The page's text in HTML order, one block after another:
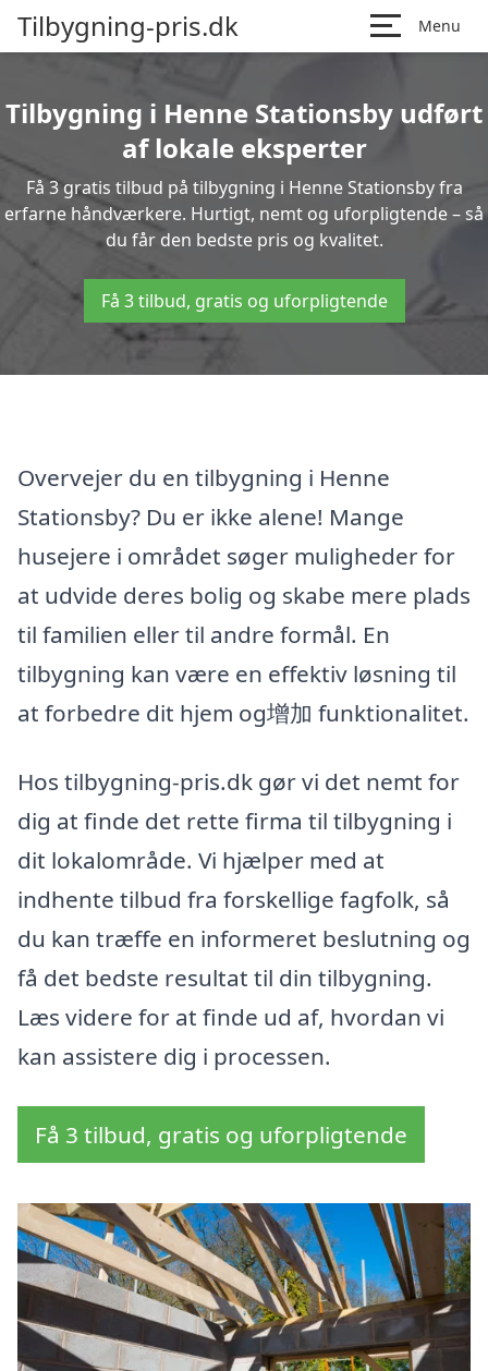
Tilbygning-pris.dk Menu
Tilbygning i Henne Stationsby udført
af lokale eksperter
Få 3 gratis tilbud på tilbygning i Henne Stationsby fra
erfarne håndværkere. Hurtigt, nemt og uforpligtende – så
du får den bedste pris og kvalitet.
Få 3 tilbud, gratis og uforpligtende
Overvejer du en tilbygning i Henne
Stationsby? Du er ikke alene! Mange
husejere i området søger muligheder for
at udvide deres bolig og skabe mere plads
til familien eller til andre formål. En
tilbygning kan være en effektiv løsning til
at forbedre dit hjem og增加 funktionalitet.
Hos tilbygning-pris.dk gør vi det nemt for
dig at finde det rette firma til tilbygning i
dit lokalområde. Vi hjælper med at
indhente tilbud fra forskellige fagfolk, så
du kan træffe en informeret beslutning og
få det bedste resultat til din tilbygning.
Læs videre for at finde ud af, hvordan vi
kan assistere dig i processen.
Få 3 tilbud, gratis og uforpligtende